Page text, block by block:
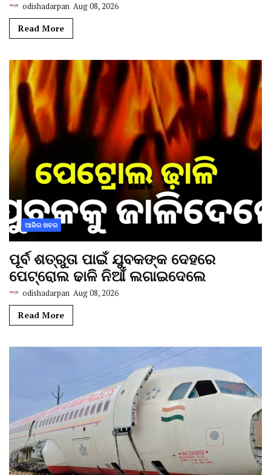
odishadarpan Aug 08, 2026
Read More
ଆଜିର ଖବର
ପୂର୍ବ ଶତ୍ରୁତା ପାଇଁ ଯୁବକଙ୍କ ଦେହରେ
ପେଟ୍ରୋଲ ଢାଳି ନିଆଁ ଲଗାଇଦେଲେ
odishadarpan Aug 08, 2026
Read More